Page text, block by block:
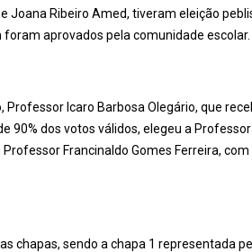
Joana Ribeiro Amed, tiveram eleição
aprovados pela comunidade escolar.
Icaro Barbosa Olegário, que
90% dos votos válidos, elegeu a
Francinaldo Gomes Ferreira, com
chapas, sendo a chapa 1 representada